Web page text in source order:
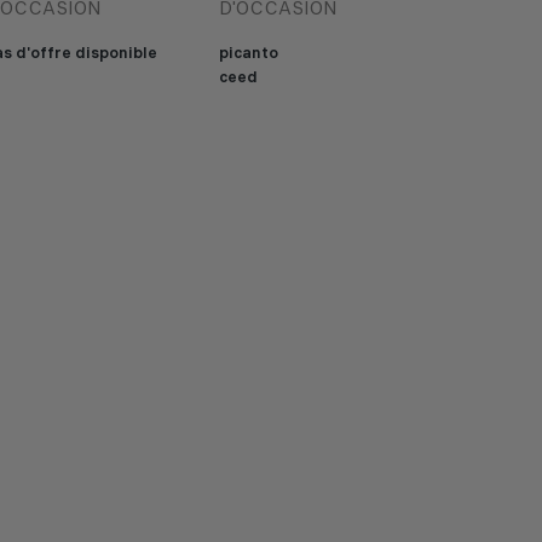
d'offre disponible
D'OCCASION
picanto
ceed